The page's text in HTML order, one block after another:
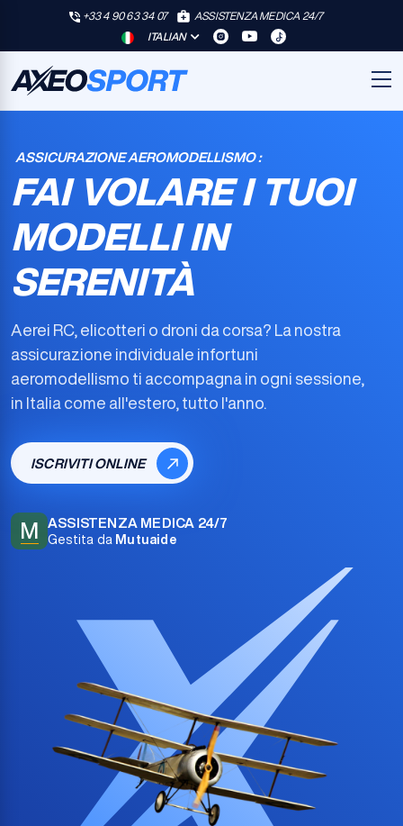
+33 4 90 63 34 07
ASSISTENZA MEDICA 24/7
ITALIAN
ASSICURAZIONE AEROMODELLISMO :
FAI VOLARE I TUOI
MODELLI IN
SERENITÀ
Aerei RC, elicotteri o droni da corsa? La nostra
assicurazione individuale infortuni
aeromodellismo ti accompagna in ogni sessione,
in Italia come all'estero, tutto l'anno.
ISCRIVITI ONLINE
M ASSISTENZA MEDICA 24/7
Gestita da Mutuaide